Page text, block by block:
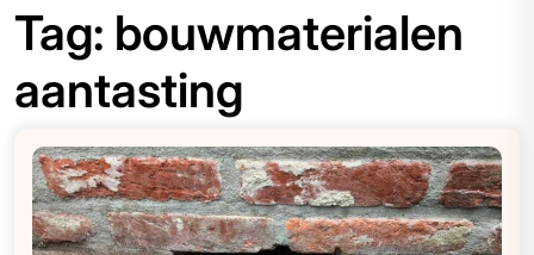
Tag: bouwmaterialen
aantasting